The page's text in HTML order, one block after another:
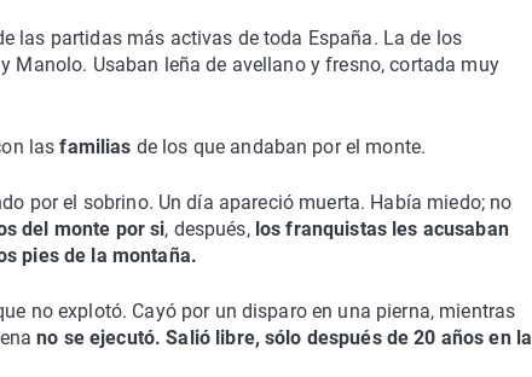
las partidas más activas de toda España. La de los
Manolo. Usaban leña de avellano y fresno, cortada muy
lasfamilias de los que andaban por el monte.
por el sobrino. Un día apareció muerta. Había miedo; no
del monte por si, después, los franquistas les acusaban
pies de la montaña.
no explotó. Cayó por un disparo en una pierna, mientras
no se ejecutó. Salió libre, sólo después de 20 años en la